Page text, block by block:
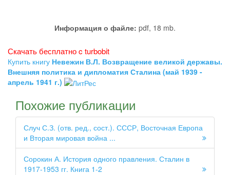
Информация о файле: pdf, 18 mb.
Скачать бесплатно c turbobit
Купить книгу Невежин В.Л. Возвращение великой державы.
Внешняя политика и дипломатия Сталина (май 1939 -
апрель 1941 г.)
Похожие публикации
Случ С.З. (отв. ред., сост.). СССР, Восточная Европа
и Вторая мировая война ...
Сорокин А. История одного правления. Сталин в
1917-1953 гг. Книга 1-2